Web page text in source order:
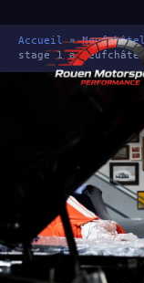
Accueil»
stage 1 à Neufchâtel